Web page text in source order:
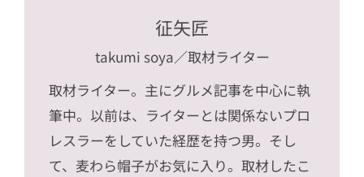
征矢匠
takumi soya／取材ライター
取材ライター。主にグルメ記事を中心に執
筆中。以前は、ライターとは関係ないプロ
レスラーをしていた経歴を持つ男。そし
て、麦わら帽子がお気に入り。取材したこ